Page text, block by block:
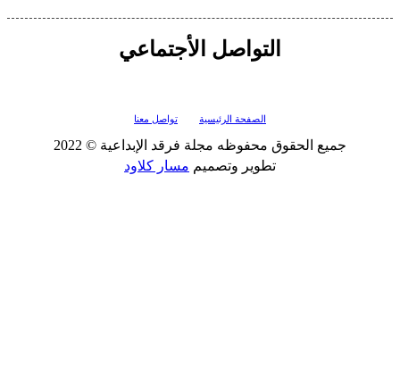
التواصل الأجتماعي
الصفحة الرئيسية تواصل معنا
جميع الحقوق محفوظه مجلة فرقد الإبداعية © 2022
تطوير وتصميم مسار كلاود